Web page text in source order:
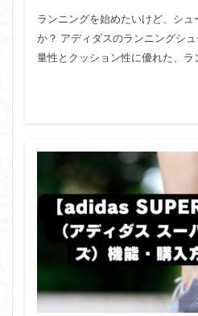
ランニングを始めたいけど、シ
か？ アディダスのランニングシ
量性とクッション性に優れた、